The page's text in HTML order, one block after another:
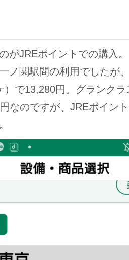
がJREポイントでの購入。
ノ関駅間の利用でしたが
）で13,280円。グランク
なのですが、JREポイン